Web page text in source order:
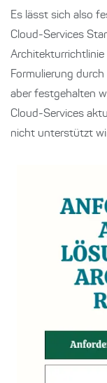
Es lässt sich also
Cloud-Services
Architekturrichtlinie
Formulierung durch
aber festgehalten
Cloud-Services
nicht unterstützt